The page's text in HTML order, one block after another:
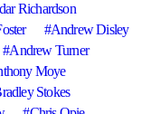
Richardson
Andrew Disley
Andrew Turner
Moye
Stokes